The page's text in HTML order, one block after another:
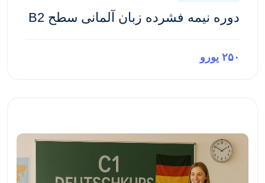
دوره نیمه فشرده زبان آلمانی سطح B2
۲۵۰ یورو